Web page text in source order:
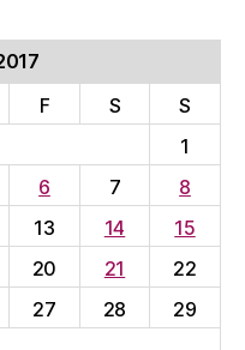
F S
S
1
6 7
8
13 14
15
20 21
22
27 28
29